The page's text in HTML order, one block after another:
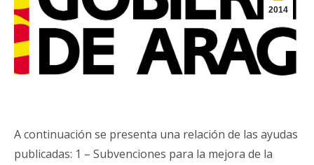
2014
A continuación se presenta una relación de las ayudas
publicadas: 1 – Subvenciones para la mejora de la